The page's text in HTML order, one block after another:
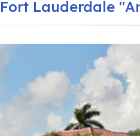
Fort Lauderdale